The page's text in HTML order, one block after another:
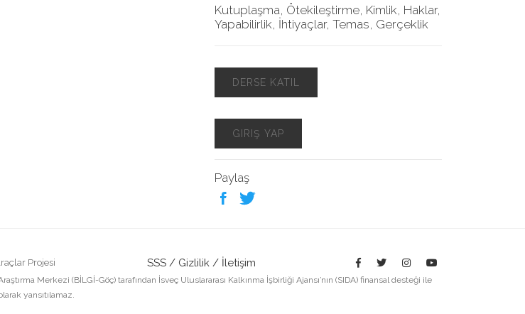
Kutuplaşma, Ötekileştirme, Kimlik, Haklar,
Yapabilirlik, İhtiyaçlar, Temas, Gerçeklik
DERSE KATIL
GIRIŞ YAP
Paylaş
Projesi SSS / Gizlilik / İletişim
Merkezi (BİLGİ-Göç) tarafından İsveç Uluslararası Kalkınma İşbirliği Ajansı’nın (SIDA) finansal desteği ile
yansıtılamaz.